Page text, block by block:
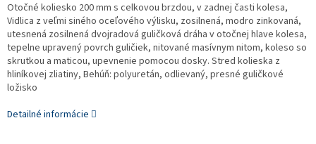
Otočné koliesko 200 mm s celkovou brzdou, v zadnej časti kolesa,
Vidlica z veľmi siného oceľového výlisku, zosilnená, modro zinkovaná,
utesnená zosilnená dvojradová guličková dráha v otočnej hlave kolesa,
tepelne upravený povrch guličiek, nitované masívnym nitom, koleso so
skrutkou a maticou, upevnenie pomocou dosky. Stred kolieska z
hliníkovej zliatiny, Behúň: polyuretán, odlievaný, presné guličkové
ložisko
Detailné informácie